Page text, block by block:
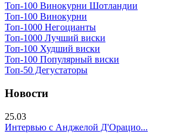
Топ-100 Винокурни Шотландии
Топ-100 Винокурни
Топ-1000 Негоцианты
Топ-1000 Лучший виски
Топ-100 Худший виски
Топ-100 Популярный виски
Топ-50 Дегустаторы
Новости
25.03
Интервью с Анджелой Д'Орацио...